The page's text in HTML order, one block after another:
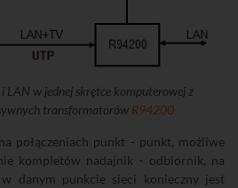
i LAN w jednej skrętce komputerowej z
transformatorów R94200
połączeniach punkt - punkt, możliwe
kompletów nadajnik - odbiornik, na
danym punkcie sieci konieczny jest